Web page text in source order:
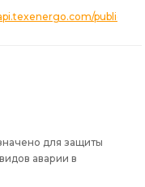
public/
для защиты
аварии в